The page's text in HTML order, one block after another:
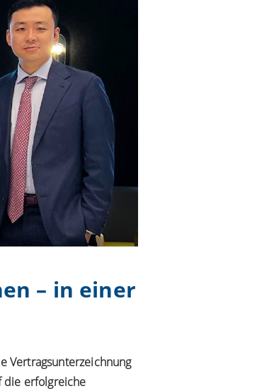
– in einer
Vertragsunterzeichnung
die erfolgreiche